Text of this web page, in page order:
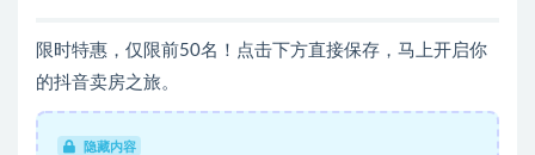
限时特惠，仅限前50名！点击下方直接保存，马上开启你
的抖音卖房之旅。
隐藏内容